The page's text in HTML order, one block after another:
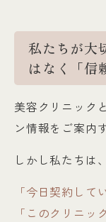
私たちが大
はなく「信
美容クリニック
ン情報をご案内
しかし私たちは、
「今日契約して
「このクリニ